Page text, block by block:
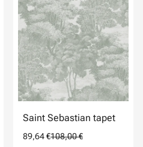
Saint Sebastian tapet
89,64 €108,00 €